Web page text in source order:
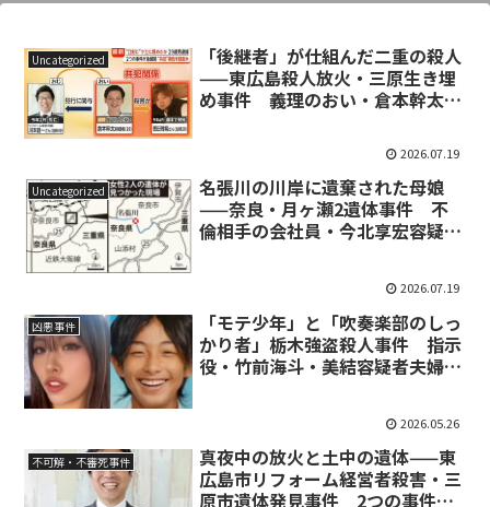
Uncategorized
「後継者」が仕組んだ二重の殺人
——東広島殺人放火・三原生き埋
め事件 義理のおい・倉本幹太容
2026.07.19
Uncategorized
名張川の川岸に遺棄された母娘
——奈良・月ヶ瀬2遺体事件 不
倫相手の会社員・今北享宏容疑者
2026.07.19
凶悪事件
「モテ少年」と「吹奏楽部のしっ
かり者」栃木強盗殺人事件 指示
役・竹前海斗・美結容疑者夫婦の
2026.05.26
不可解・不審死事件
真夜中の放火と土中の遺体——東
広島市リフォーム経営者殺害・三
原市遺体発見事件 2つの事件を